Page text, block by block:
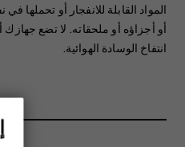
المواد القابلة للانفجار أو تحملها
أو أجزاؤه أو ملحقاته. ‏‫لا تضع
انتفاخ الوسادة الهوائية.‬